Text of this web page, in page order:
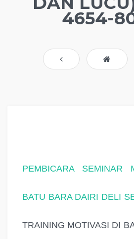
4654-
PEMBICARA SEMINAR
BATU BARA DAIRI DELI
TRAINING MOTIVASI DI